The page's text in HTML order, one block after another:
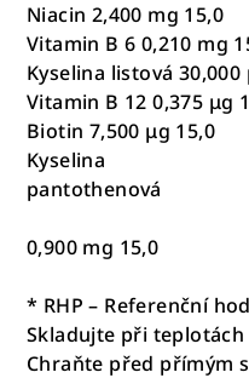
Niacin 2,400 mg 15,0
Vitamin B 6 0,210 mg
Kyselina listová 30,000
Vitamin B 12 0,375 μg
Biotin 7,500 μg 15,0
Kyselina
pantothenová
0,900 mg 15,0
* RHP – Referenční
Skladujte při teplotách
Chraňte před přímým